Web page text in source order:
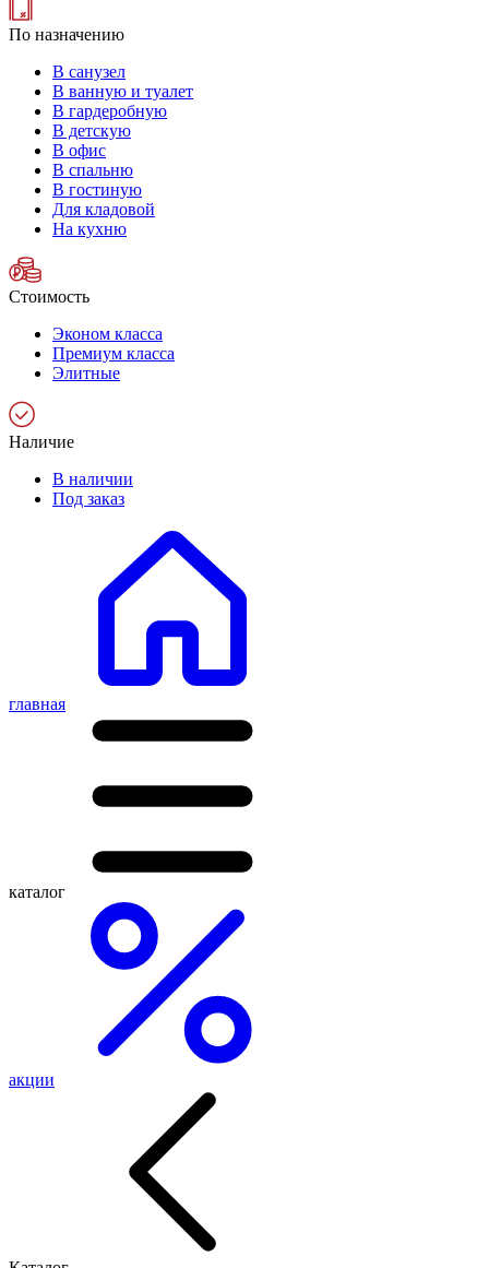
По назначению
В санузел
В ванную и туалет
В гардеробную
В детскую
В офис
В спальню
В гостиную
Для кладовой
На кухню
Стоимость
Эконом класса
Премиум класса
Элитные
Наличие
В наличии
Под заказ
главная
каталог
акции